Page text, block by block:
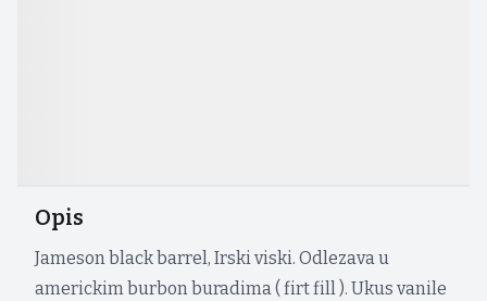
Opis
Jameson black barrel, Irski viski. Odlezava u
americkim burbon buradima ( firt fill ). Ukus vanile